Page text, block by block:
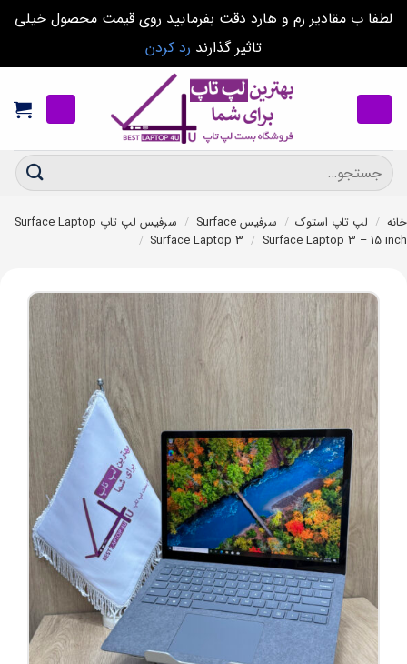
لطفا ب مقادیر رم و هارد دقت بفرمایید روی قیمت محصول خیلی
تاثیر گذارند رد کردن
content
جستجو
برای:
خانه / لپ تاپ استوک / سرفیس Surface / سرفیس لپ تاپ Surface Laptop
/ Surface Laptop 3 / Surface Laptop 3 – 15 inch